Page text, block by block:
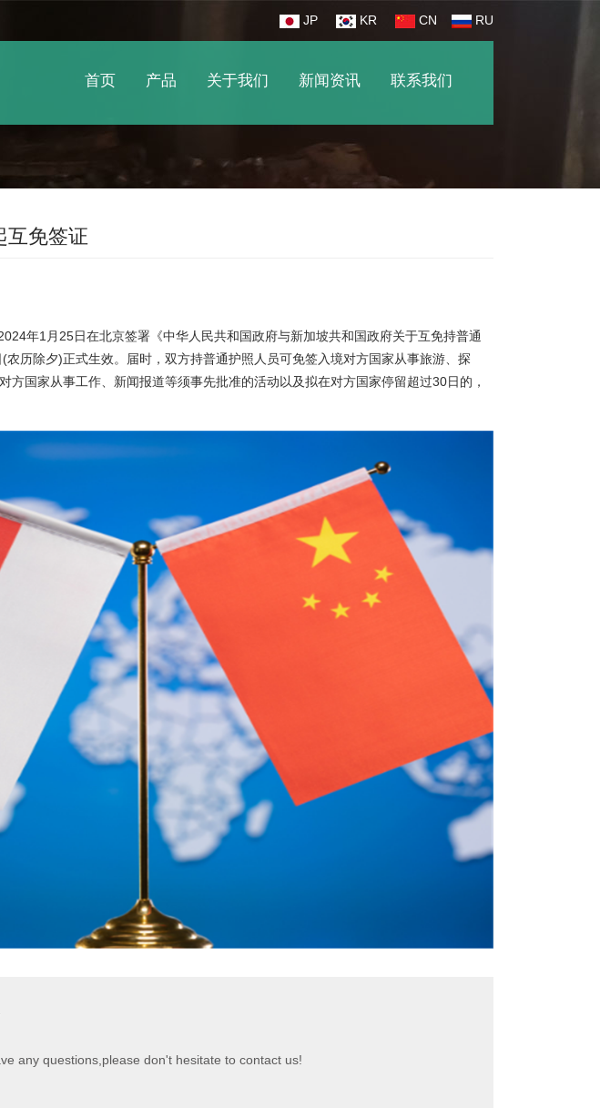
JP KR CN RU
首页 产品 关于我们 新闻资讯 联系我们
互免签证
年1月25日在北京签署《中华人民共和国政府与新加坡共和国政府关于互免持普通
历除夕)正式生效。届时，双方持普通护照人员可免签入境对方国家从事旅游、探
方国家从事工作、新闻报道等须事先批准的活动以及拟在对方国家停留超过30日的，
any questions,please don't hesitate to contact us!